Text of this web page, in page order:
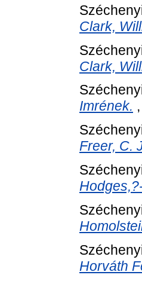
Clark,
Clark,
Imrének.
Freer, C.
Horváth